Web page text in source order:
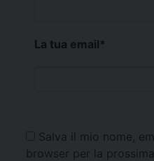
La tua email*
Salva il mio nome,
browser per la